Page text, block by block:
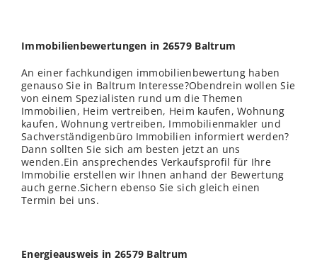
Immobilienbewertungen in 26579 Baltrum
An einer fachkundigen immobilienbewertung haben
genauso Sie in Baltrum Interesse?Obendrein wollen Sie
von einem Spezialisten rund um die Themen
Immobilien, Heim vertreiben, Heim kaufen, Wohnung
kaufen, Wohnung vertreiben, Immobilienmakler und
Sachverständigenbüro Immobilien informiert werden?
Dann sollten Sie sich am besten jetzt an uns
wenden.Ein ansprechendes Verkaufsprofil für Ihre
Immobilie erstellen wir Ihnen anhand der Bewertung
auch gerne.Sichern ebenso Sie sich gleich einen
Termin bei uns.
Energieausweis in 26579 Baltrum